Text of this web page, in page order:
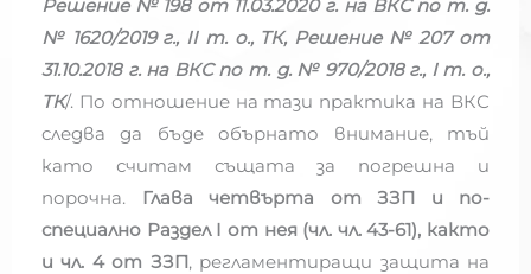
Решение № 198 от 11.03.2020 г. на ВКС по т. д.
№ 1620/2019 г., II т. о., ТК, Решение № 207 от
31.10.2018 г. на ВКС по т. д. № 970/2018 г., I т. о.,
ТК/. По отношение на тази практика на ВКС
следва да бъде обърнато внимание, тъй
като считам същата за погрешна и
порочна. Глава четвърта от ЗЗП и по-
специално Раздел I от нея (чл. чл. 43-61), както
и чл. 4 от ЗЗП, регламентиращи защита на